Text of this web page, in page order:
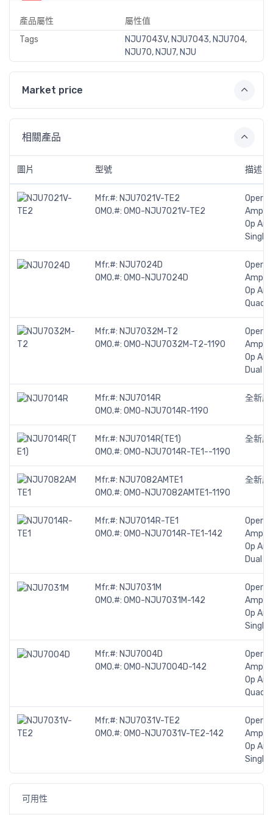
產品屬性
屬性值
Tags
NJU7043V, NJU7043, NJU704,
NJU70, NJU7, NJU
Market price
相關產品
圖片 型號 描述
Mfr.#: NJU7021V-TE2
OMO.#: OMO-NJU7021V-TE2
Op
Single
Mfr.#: NJU7024D
OMO.#: OMO-NJU7024D
Op
Quad
Mfr.#: NJU7032M-T2
OMO.#: OMO-NJU7032M-T2-1190
Op
Dual
Mfr.#: NJU7014R
OMO.#: OMO-NJU7014R-1190
全新原
Mfr.#: NJU7014R(TE1)
OMO.#: OMO-NJU7014R-TE1--1190
全新原
Mfr.#: NJU7082AMTE1
OMO.#: OMO-NJU7082AMTE1-1190
全新原
Mfr.#: NJU7014R-TE1
OMO.#: OMO-NJU7014R-TE1-142
Op
Dual
Mfr.#: NJU7031M
OMO.#: OMO-NJU7031M-142
Op
Single
Mfr.#: NJU7004D
OMO.#: OMO-NJU7004D-142
Op
Quad
Mfr.#: NJU7031V-TE2
OMO.#: OMO-NJU7031V-TE2-142
Op
Single
可用性